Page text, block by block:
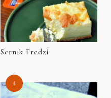
Sernik Fredzi